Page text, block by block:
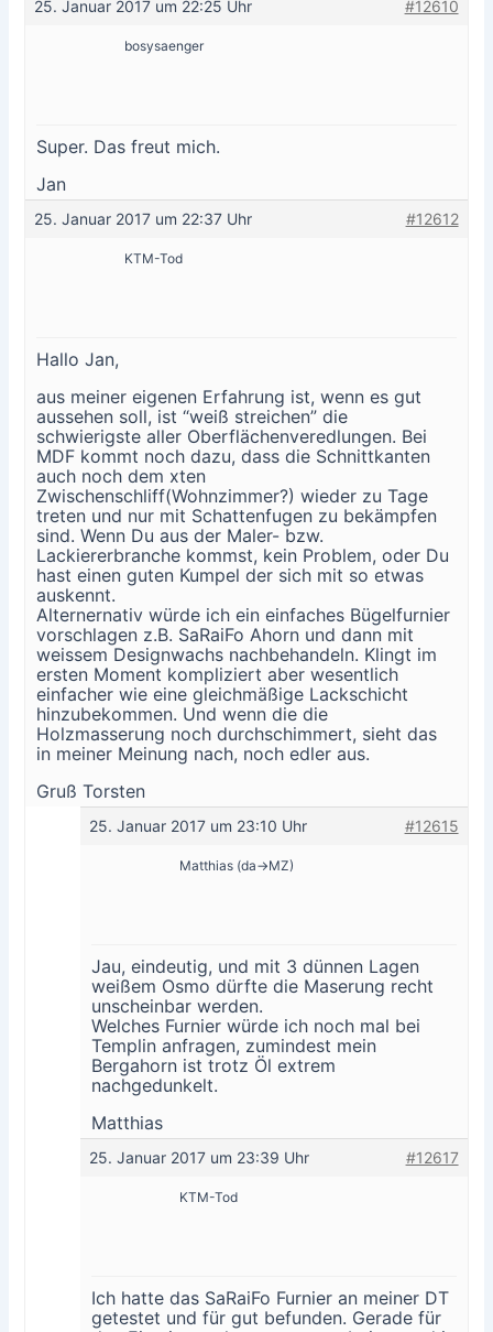
25. Januar 2017 um 22:25 Uhr #12610
bosysaenger
Super. Das freut mich.
Jan
25. Januar 2017 um 22:37 Uhr #12612
KTM-Tod
Hallo Jan,
aus meiner eigenen Erfahrung ist, wenn es gut
aussehen soll, ist “weiß streichen” die
schwierigste aller Oberflächenveredlungen. Bei
MDF kommt noch dazu, dass die Schnittkanten
auch noch dem xten
Zwischenschliff(Wohnzimmer?) wieder zu Tage
treten und nur mit Schattenfugen zu bekämpfen
sind. Wenn Du aus der Maler- bzw.
Lackiererbranche kommst, kein Problem, oder Du
hast einen guten Kumpel der sich mit so etwas
auskennt.
Alternernativ würde ich ein einfaches Bügelfurnier
vorschlagen z.B. SaRaiFo Ahorn und dann mit
weissem Designwachs nachbehandeln. Klingt im
ersten Moment kompliziert aber wesentlich
einfacher wie eine gleichmäßige Lackschicht
hinzubekommen. Und wenn die die
Holzmasserung noch durchschimmert, sieht das
in meiner Meinung nach, noch edler aus.
Gruß Torsten
25. Januar 2017 um 23:10 Uhr #12615
Matthias (da->MZ)
Jau, eindeutig, und mit 3 dünnen Lagen
weißem Osmo dürfte die Maserung recht
unscheinbar werden.
Welches Furnier würde ich noch mal bei
Templin anfragen, zumindest mein
Bergahorn ist trotz Öl extrem
nachgedunkelt.
Matthias
25. Januar 2017 um 23:39 Uhr #12617
KTM-Tod
Ich hatte das SaRaiFo Furnier an meiner DT
getestet und für gut befunden. Gerade für